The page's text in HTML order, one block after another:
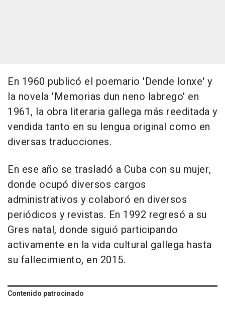
En 1960 publicó el poemario 'Dende lonxe' y
la novela 'Memorias dun neno labrego' en
1961, la obra literaria gallega más reeditada y
vendida tanto en su lengua original como en
diversas traducciones.
En ese año se trasladó a Cuba con su mujer,
donde ocupó diversos cargos
administrativos y colaboró en diversos
periódicos y revistas. En 1992 regresó a su
Gres natal, donde siguió participando
activamente en la vida cultural gallega hasta
su fallecimiento, en 2015.
Contenido patrocinado